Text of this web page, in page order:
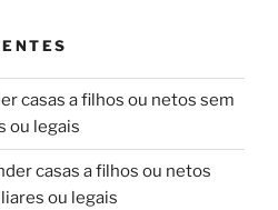
casas a filhos ou netos sem
ou legais
casas a filhos ou netos
ou legais